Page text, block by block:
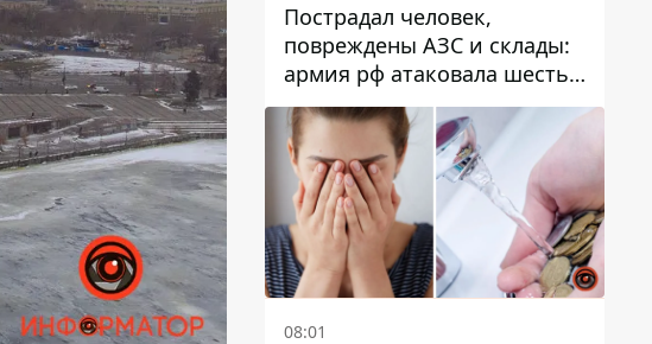
Пострадал человек,
повреждены АЗС и склады:
армия рф атаковала шесть
районов Днепропетровской
области
08:01